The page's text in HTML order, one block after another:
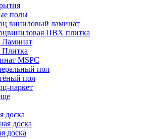
полы
виниловый ламинат
ПВХ плитка
Ламинат
Плитка
MSPC
пол
пол
паркет
доска
доска
доска